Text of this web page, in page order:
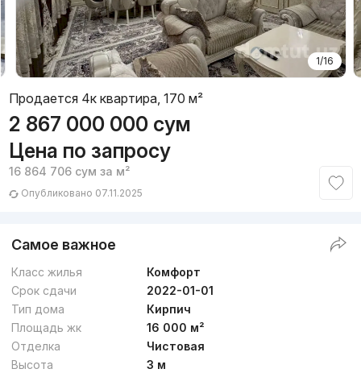
1/16
Продается 4к квартира, 170 м²
2 867 000 000 сум
Цена по запросу
16 864 706 сум за м²
Опубликовано 07.11.2025
Самое важное
Класс жилья
Комфорт
Срок сдачи
2022-01-01
Тип дома
Кирпич
Площадь жк
16 000 м²
Отделка
Чистовая
Высота
3 м